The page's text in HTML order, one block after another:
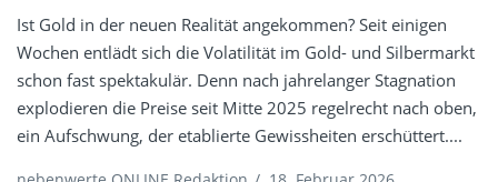
Ist Gold in der neuen Realität angekommen? Seit einigen
Wochen entlädt sich die Volatilität im Gold- und Silbermarkt
schon fast spektakulär. Denn nach jahrelanger Stagnation
explodieren die Preise seit Mitte 2025 regelrecht nach oben,
ein Aufschwung, der etablierte Gewissheiten erschüttert....